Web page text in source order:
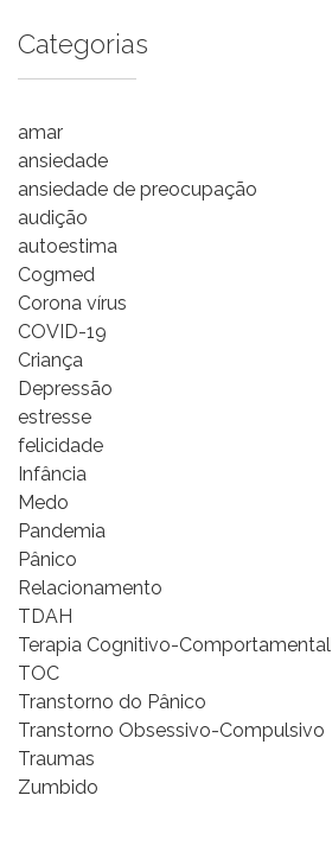
Categorias
amar
ansiedade
ansiedade de preocupação
audição
autoestima
Cogmed
Corona vírus
COVID-19
Criança
Depressão
estresse
felicidade
Infância
Medo
Pandemia
Pânico
Relacionamento
TDAH
Terapia Cognitivo-Comportamental
TOC
Transtorno do Pânico
Transtorno Obsessivo-Compulsivo
Traumas
Zumbido